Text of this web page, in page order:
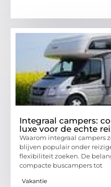
Integraal campers:
luxe voor de echte
Waarom integraal campers
blijven populair onder
flexibiliteit zoeken. De
compacte buscampers tot
Vakantie